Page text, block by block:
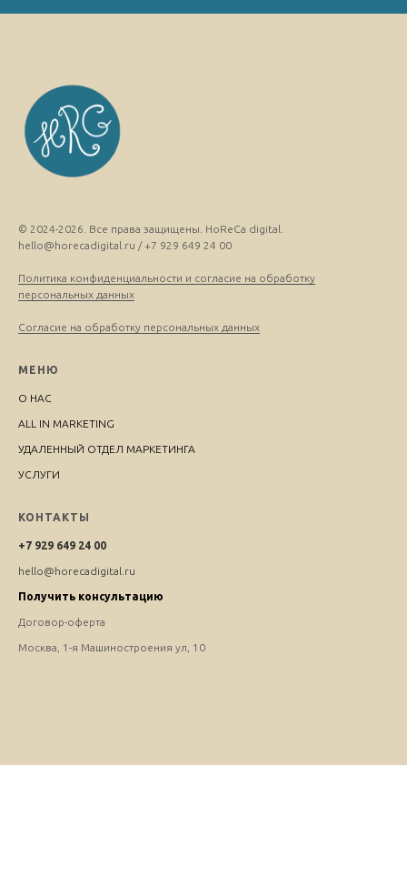
© 2024-2026. Все права защищены. HoReCa digital.
hello@horecadigital.ru / +7 929 649 24 00
Политика конфиденциальности и согласие на обработку
персональных данных
Согласие на обработку персональных данных
МЕНЮ
О НАС
ALL IN MARKETING
УДАЛЕННЫЙ ОТДЕЛ МАРКЕТИНГА
УСЛУГИ
КОНТАКТЫ
+7 929 649 24 00
hello@horecadigital.ru
Получить консультацию
Договор-оферта
Москва, 1-я Машиностроения ул, 10